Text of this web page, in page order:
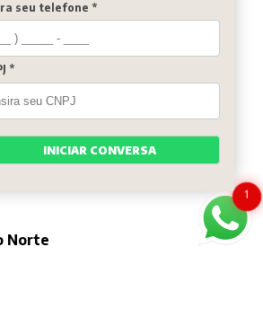
Norte
1
seu telefone *
*
INICIAR CONVERSA